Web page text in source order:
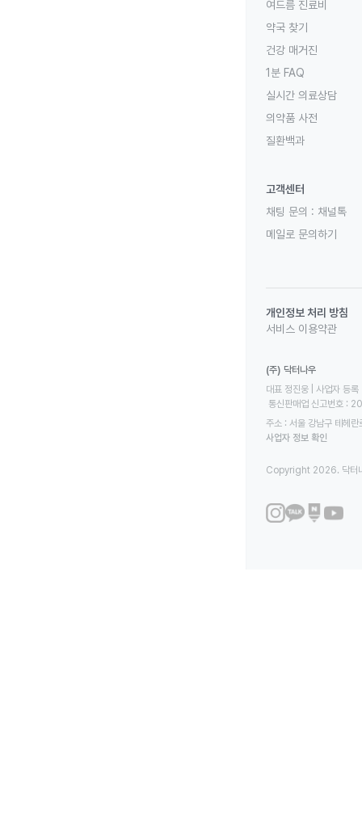
여드름 진료비
약국 찾기
건강 매거진
1분 FAQ
실시간 의료상담
의약품 사전
질환백과
고객센터
채팅 문의 : 채널톡
메일로 문의하기
개인정보 처리 방침
서비스 이용약관
(주) 닥터나우
대표 정진웅 | 사업자
통신판매업 신고번호
주소 : 서울 강남구 테헤
사업자 정보 확인
Copyright 2026. 닥터